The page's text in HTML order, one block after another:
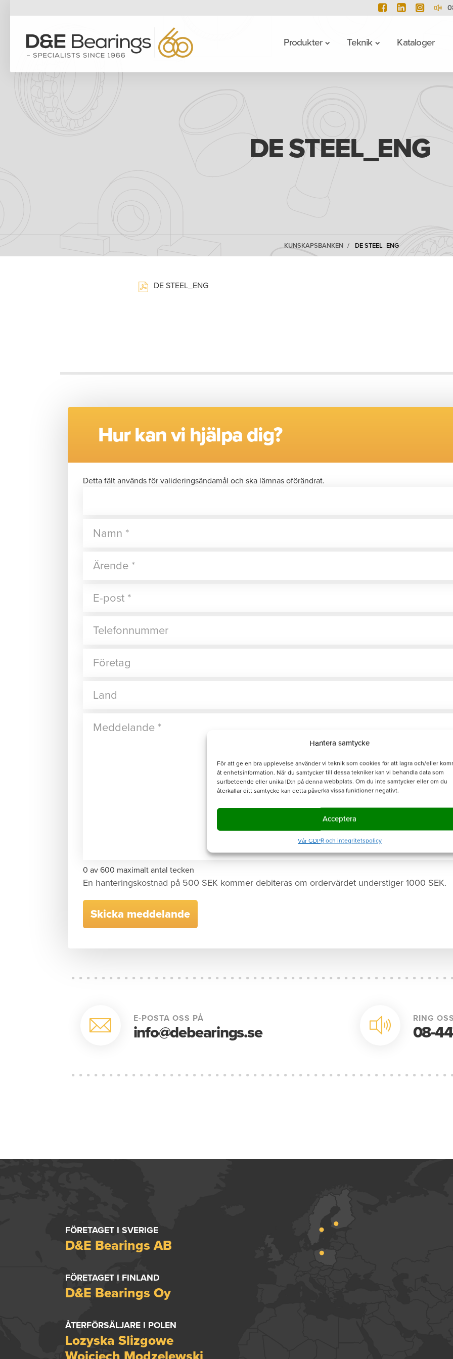
Hantera samtycke
För att ge en bra upplevelse använder vi teknik som cookies för att lagra och/eller
åt enhetsinformation. När du samtycker till dessa tekniker kan vi behandla data som
surfbeteende eller unika ID:n på denna webbplats. Om du inte samtycker eller om du
återkallar ditt samtycke kan detta påverka vissa funktioner negativt.
Acceptera
Vår GDPR och integritetspolicy
Produkter Teknik Kataloger
DE STEEL_ENG
KUNSKAPSBANKEN DE STEEL_ENG
DE STEEL_ENG
Hur kan vi hjälpa dig?
Detta fält används för valideringsändamål och ska lämnas oförändrat.
0 av 600 maximalt antal tecken
En hanteringskostnad på 500 SEK kommer debiteras om ordervärdet understiger 1000 SEK.
E-POSTA OSS PÅ
info@debearings.se
RING
08-
FÖRETAGET I SVERIGE
D&E Bearings AB
FÖRETAGET I FINLAND
D&E Bearings Oy
ÅTERFÖRSÄLJARE I POLEN
Lozyska Slizgowe